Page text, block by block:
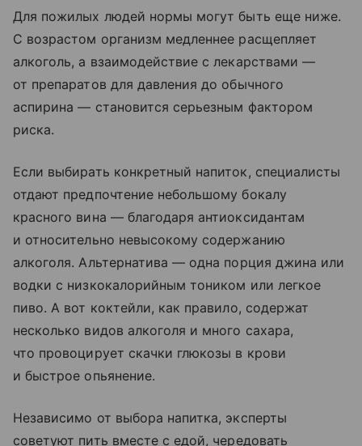
Для пожилых людей нормы могут быть еще ниже.
С возрастом организм медленнее расщепляет
алкоголь, а взаимодействие с лекарствами —
от препаратов для давления до обычного
аспирина — становится серьезным фактором
риска.
Если выбирать конкретный напиток, специалисты
отдают предпочтение небольшому бокалу
красного вина — благодаря антиоксидантам
и относительно невысокому содержанию
алкоголя. Альтернатива — одна порция джина или
водки с низкокалорийным тоником или легкое
пиво. А вот коктейли, как правило, содержат
несколько видов алкоголя и много сахара,
что провоцирует скачки глюкозы в крови
и быстрое опьянение.
Независимо от выбора напитка, эксперты
советуют пить вместе с едой, чередовать